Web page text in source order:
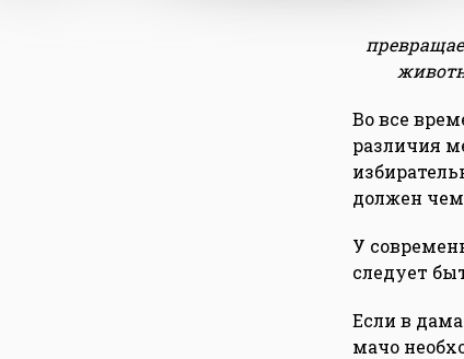
Во все
различия
должен чем
У
следует
Если в
мачо